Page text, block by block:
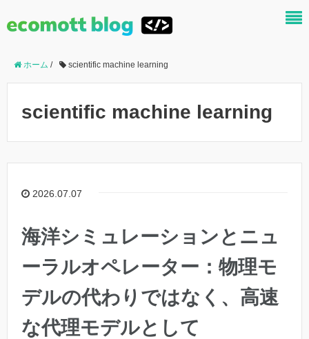
ホーム / scientific machine learning
scientific machine learning
2026.07.07
海洋シミュレーションとニュ
ーラルオペレーター：物理モ
デルの代わりではなく、高速
な代理モデルとして